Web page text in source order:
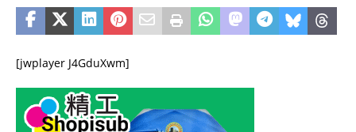
[jwplayer J4GduXwm]